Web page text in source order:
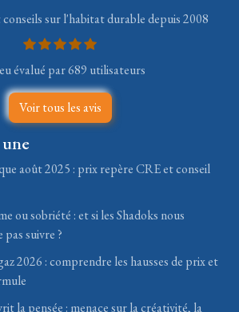
sur l'habitat durable depuis 2008
évalué par 689 utilisateurs
Voir tous les avis
août 2025 : prix repère CRE et conseil
ou sobriété : et si les Shadoks nous
suivre ?
2026 : comprendre les hausses de prix et
la pensée : menace sur la créativité, la